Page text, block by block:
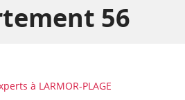
56
à LARMOR-PLAGE